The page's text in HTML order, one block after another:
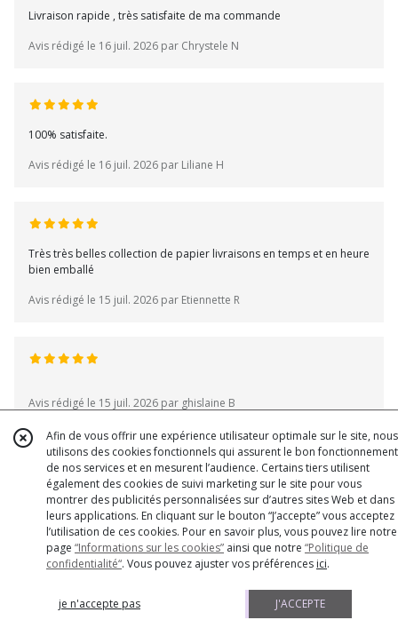
Livraison rapide , très satisfaite de ma commande
Avis rédigé le 16 juil. 2026 par Chrystele N
100% satisfaite.
Avis rédigé le 16 juil. 2026 par Liliane H
Très très belles collection de papier livraisons en temps et en heure
bien emballé
Avis rédigé le 15 juil. 2026 par Etiennette R
Avis rédigé le 15 juil. 2026 par ghislaine B
Les délais de livraison sont trop longs, en temps normal, une
semaine à partir de l'expédition et quand le marchand fait une
erreur d'articles c'est encore plus long. 15 jours et je n'ai toujours
pas ma commande. Le point positif c'est que le marchand est
réactif à partir du moment où vous lui signalez le problème.
Afin de vous offrir une expérience utilisateur optimale sur le site, nous
utilisons des cookies fonctionnels qui assurent le bon fonctionnement
de nos services et en mesurent l’audience. Certains tiers utilisent
également des cookies de suivi marketing sur le site pour vous
montrer des publicités personnalisées sur d’autres sites Web et dans
leurs applications. En cliquant sur le bouton “J’accepte” vous acceptez
l’utilisation de ces cookies. Pour en savoir plus, vous pouvez lire notre
page “Informations sur les cookies” ainsi que notre “Politique de
confidentialité“. Vous pouvez ajuster vos préférences ici.
je n'accepte pas J'ACCEPTE